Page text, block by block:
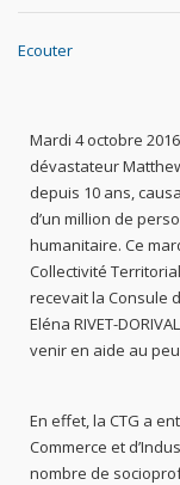
Ecouter
Mardi 4 octobre
dévastateur
depuis 10 ans,
d’un million de
humanitaire. Ce
Collectivité
recevait la Consule
Eléna RIVET-
venir en aide au
En effet, la CTG a
Commerce et
nombre de